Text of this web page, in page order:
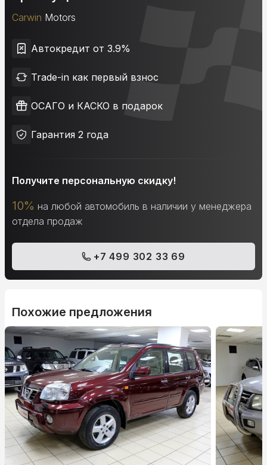
Carwin Motors
Автокредит от 3.9%
Trade-in как первый взнос
ОСАГО и КАСКО в подарок
Гарантия 2 года
Получите персональную скидку!
10% на любой автомобиль в наличии у менеджера
отдела продаж
+7 499 302 33 69
Похожие предложения